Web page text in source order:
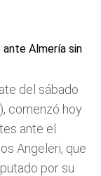
del sábado
comenzó hoy
ante el
Angeleri, que
por su